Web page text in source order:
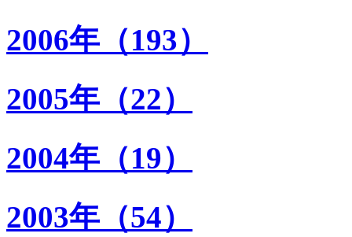
2006年（193）
2005年（22）
2004年（19）
2003年（54）